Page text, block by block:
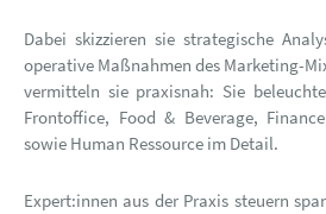
Dabei skizzieren sie strategische
operative Maßnahmen des Marketing-
vermitteln sie praxisnah: Sie
Frontoffice, Food & Beverage,
sowie Human Ressource im Detail.
Expert:innen aus der Praxis steuern